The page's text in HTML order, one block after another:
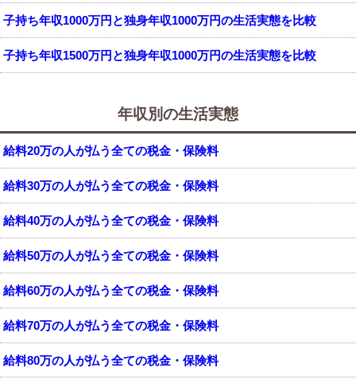
子持ち年収1000万円と独身年収1000万円の生活実態を比較
子持ち年収1500万円と独身年収1000万円の生活実態を比較
年収別の生活実態
給料20万の人が払う全ての税金・保険料
給料30万の人が払う全ての税金・保険料
給料40万の人が払う全ての税金・保険料
給料50万の人が払う全ての税金・保険料
給料60万の人が払う全ての税金・保険料
給料70万の人が払う全ての税金・保険料
給料80万の人が払う全ての税金・保険料